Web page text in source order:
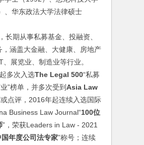
、华东政法大学法律硕士
期从事私募基金、投融资、
，涵盖大金融、大健康、房地产
展览业、制造业等行业。
多次入选The Legal 500“私募
”榜单，并多次受到Asia Law
点评，2016年起连续入选国际
Business Law Journal“100位
”，荣获Leaders in Law - 2021
国年度公司法专家”称号；连续